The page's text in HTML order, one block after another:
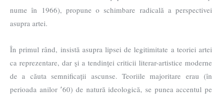
nume în 1966), propune o schimbare radicală a perspectivei
asupra artei.
În primul rând, insistă asupra lipsei de legitimitate a teoriei artei
ca reprezentare, dar şi a tendinței criticii literar-artistice moderne
de a căuta semnificații ascunse. Teoriile majoritare erau (în
perioada anilor ՚60) de natură ideologică, se punea accentul pe